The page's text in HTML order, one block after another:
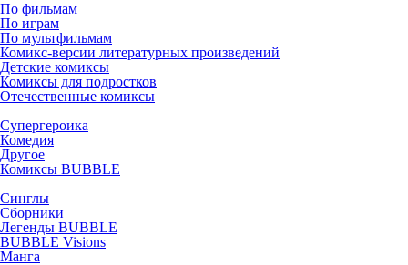
По фильмам
По играм
По мультфильмам
Комикс-версии литературных произведений
Детские комиксы
Комиксы для подростков
Отечественные комиксы
Супергероика
Комедия
Другое
Комиксы BUBBLE
Синглы
Сборники
Легенды BUBBLE
BUBBLE Visions
Манга